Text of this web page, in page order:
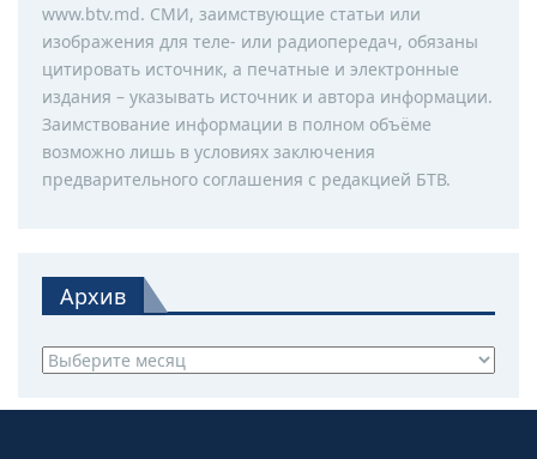
www.btv.md. СМИ, заимствующие статьи или
изображения для теле- или радиопередач, обязаны
цитировать источник, а печатные и электронные
издания – указывать источник и автора информации.
Заимствование информации в полном объёме
возможно лишь в условиях заключения
предварительного соглашения с редакцией БТВ.
Архив
Архив